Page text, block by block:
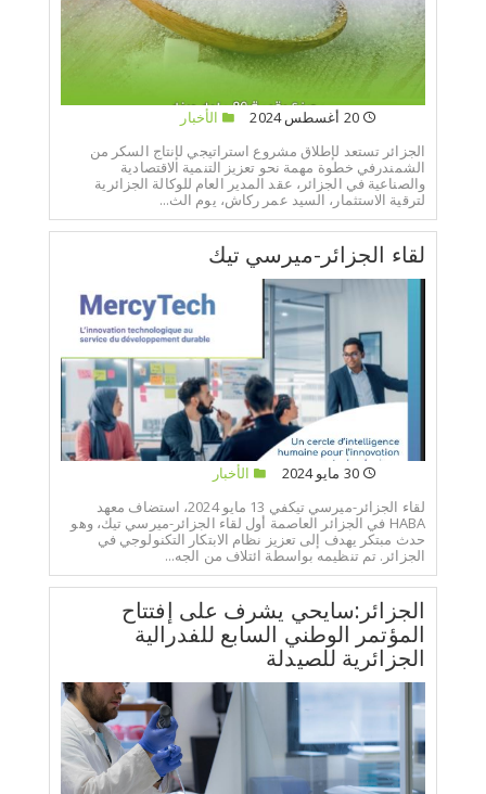
20 أغسطس 2024
الأخبار
الجزائر تستعد لإطلاق مشروع استراتيجي لإنتاج السكر من
الشمندرفي خطوة مهمة نحو تعزيز التنمية الاقتصادية
والصناعية في الجزائر، عقد المدير العام للوكالة الجزائرية
لترقية الاستثمار، السيد عمر ركاش، يوم الث...
لقاء الجزائر-ميرسي تيك
30 مايو 2024
الأخبار
لقاء الجزائر-ميرسي تيكفي 13 مايو 2024، استضاف معهد
HABA في الجزائر العاصمة أول لقاء الجزائر-ميرسي تيك، وهو
حدث مبتكر يهدف إلى تعزيز نظام الابتكار التكنولوجي في
الجزائر. تم تنظيمه بواسطة ائتلاف من الجه...
الجزائر:سايحي يشرف على إفتتاح
المؤتمر الوطني السابع للفدرالية
الجزائرية للصيدلة